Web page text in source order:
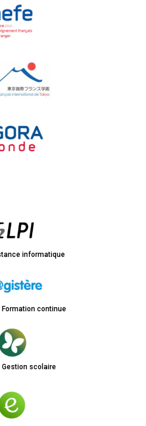
informatique
Formation continue
Gestion scolaire